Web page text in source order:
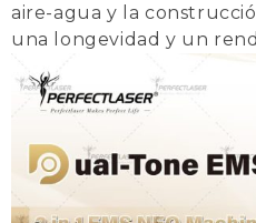
aire-agua y la
una longevidad y un